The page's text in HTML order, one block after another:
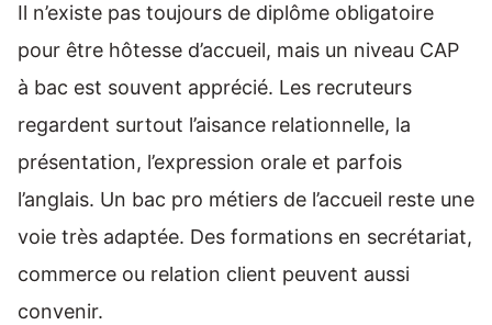
Il n’existe pas toujours de diplôme obligatoire
pour être hôtesse d’accueil, mais un niveau CAP
à bac est souvent apprécié. Les recruteurs
regardent surtout l’aisance relationnelle, la
présentation, l’expression orale et parfois
l’anglais. Un bac pro métiers de l’accueil reste une
voie très adaptée. Des formations en secrétariat,
commerce ou relation client peuvent aussi
convenir.